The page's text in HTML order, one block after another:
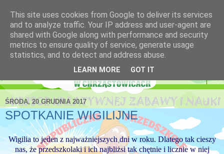
Niepubliczne Przedszkole
Krasnoludek
ŚRODA, 20 GRUDNIA 2017
SPOTKANIE WIGILIJNE
Wigilia to jeden z najważniejszych dni w roku. Dlatego tak cieszy
nas, że przedszkolaki i ich najbliżsi tak chętnie i licznie w niej
This site uses cookies from Google to deliver its services
and to analyze traffic. Your IP address and user-agent are
shared with Google along with performance and security
metrics to ensure quality of service, generate usage
statistics, and to detect and address abuse.
LEARN MORE GOT IT